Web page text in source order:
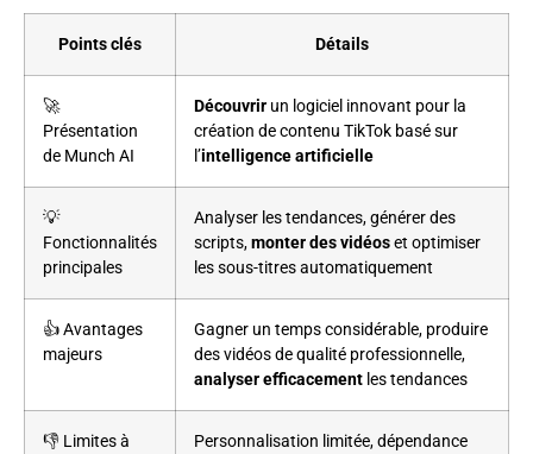
Points clés Détails
🚀
Présentation
de Munch AI
Découvrir un logiciel innovant pour la
création de contenu TikTok basé sur
l’intelligence artificielle
💡
Fonctionnalités
principales
Analyser les tendances, générer des
scripts,monter des vidéoset optimiser
les sous-titres automatiquement
👍 Avantages
majeurs
Gagner un temps considérable, produire
des vidéos de qualité professionnelle,
analyser efficacement les tendances
👎 Limites à
Personnalisation limitée, dépendance